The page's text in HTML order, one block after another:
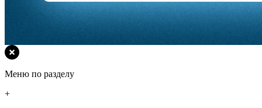
Меню по разделу
+